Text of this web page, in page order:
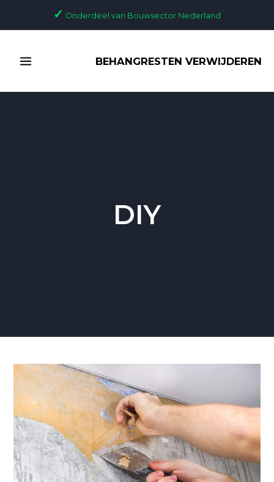
✓ Onderdeel van Bouwsector Nederland
MENU
BEHANGRESTEN VERWIJDEREN
DIY
Behang
eraf
halen:
Handig
Stappenplan